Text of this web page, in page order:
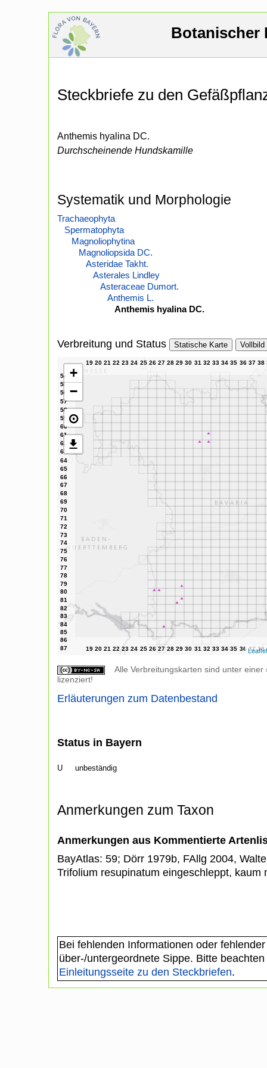
Botanischer
Steckbriefe zu den
Anthemis hyalina DC.
Durchscheinende Hundskamille
Systematik und Morphologie
Trachaeophyta
Spermatophyta
Magnoliophytina
Magnoliopsida DC.
Asteridae Takht.
Asterales Lindley
Asteraceae Dumort.
Anthemis L.
Anthemis hyalina DC.
Verbreitung und Status Statische Karte Vollbild
+
−
⊙
Leaflet
Alle Verbreitungskarten sind unter einer
lizenziert!
Erläuterungen zum Datenbestand
Status in Bayern
U unbeständig
Anmerkungen zum Taxon
Anmerkungen aus Kommentierte
BayAtlas: 59; Dörr 1979b, FAllg 2004,
Trifolium resupinatum eingeschleppt,
Bei fehlenden Informationen oder
über-/untergeordnete Sippe. Bitte
Einleitungsseite zu den Steckbriefen.